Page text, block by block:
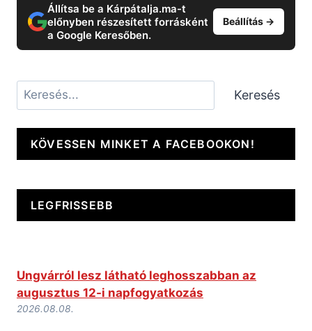
Állítsa be a Kárpátalja.ma-t
előnyben részesített forrásként
a Google Keresőben.
Beállítás →
Keresés Keresés
KÖVESSEN MINKET A FACEBOOKON!
LEGFRISSEBB
Ungvárról lesz látható leghosszabban az
augusztus 12-i napfogyatkozás
2026.08.08.